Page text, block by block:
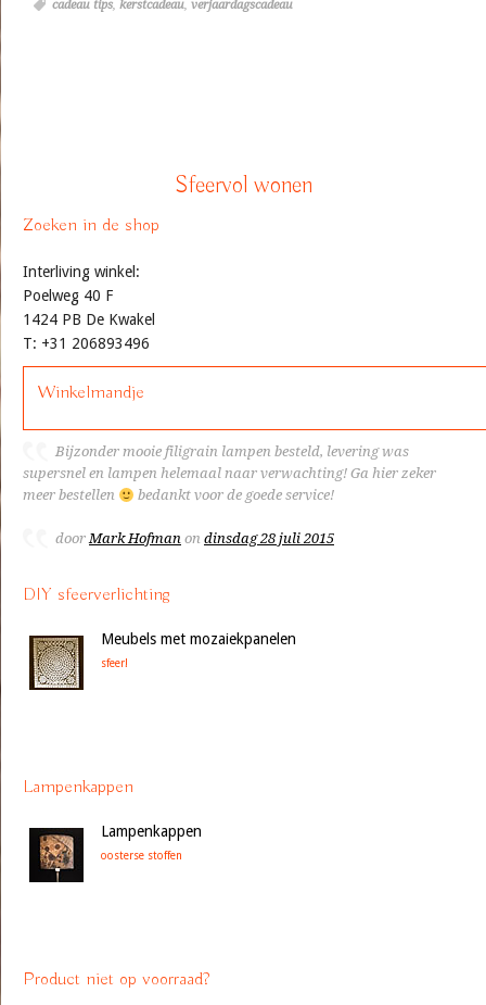
cadeau tips, kerstcadeau, verjaardagscadeau
Sfeervol wonen
Zoeken in de shop
Interliving winkel:
Poelweg 40 F
1424 PB De Kwakel
T: +31 206893496
Winkelmandje
Bijzonder mooie filigrain lampen besteld, levering was
supersnel en lampen helemaal naar verwachting! Ga hier zeker
meer bestellen
bedankt voor de goede service!
doorMark Hofman on dinsdag 28 juli 2015
DIY sfeerverlichting
Meubels met mozaiekpanelen
sfeer!
Lampenkappen
Lampenkappen
oosterse stoffen
Product niet op voorraad?